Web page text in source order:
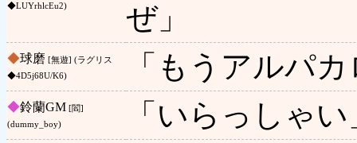
◆LUYrhlcEu2)
ぜ」
◆球磨 [無遊] (ラグリス
◆4D5j68U/K6)
「もうアルパ
◆鈴蘭GM [閻]
(dummy_boy)
「いらっしゃい